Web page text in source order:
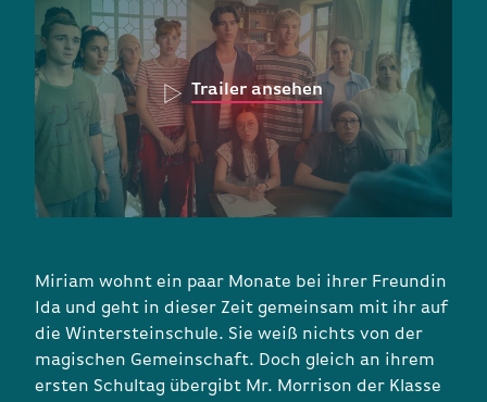
Trailer ansehen
Miriam wohnt ein paar Monate bei ihrer Freundin
Ida und geht in dieser Zeit gemeinsam mit ihr auf
die Wintersteinschule. Sie weiß nichts von der
magischen Gemeinschaft. Doch gleich an ihrem
ersten Schultag übergibt Mr. Morrison der Klasse